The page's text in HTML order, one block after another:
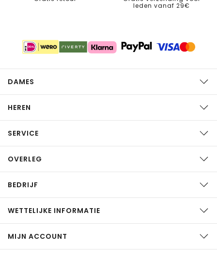
leden vanaf 29€
DAMES
HEREN
SERVICE
OVERLEG
BEDRIJF
WETTELIJKE INFORMATIE
MIJN ACCOUNT